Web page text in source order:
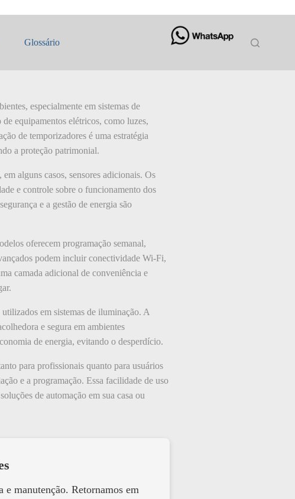
Glossário
especialmente em sistemas de
equipamentos elétricos, como luzes,
de temporizadores é uma estratégia
a proteção patrimonial.
alguns casos, sensores adicionais. Os
e controle sobre o funcionamento dos
e a gestão de energia são
oferecem programação semanal,
podem incluir conectividade Wi-Fi,
camada adicional de conveniência e
em sistemas de iluminação. A
e segura em ambientes
de energia, evitando o desperdício.
para profissionais quanto para usuários
e a programação. Essa facilidade de uso
de automação em sua casa ou
manutenção. Retornamos em